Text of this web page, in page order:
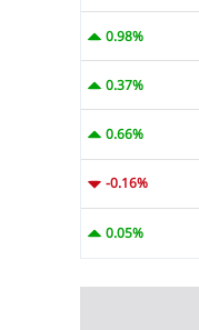
0.98%
0.37%
0.66%
-0.16%
0.05%